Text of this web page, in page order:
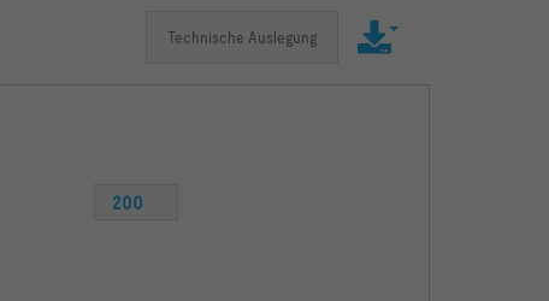
Technische Auslegung
200